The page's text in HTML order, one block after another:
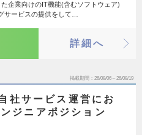
企業向けのIT機能(含むソフトウェア)
サービスの提供をして…
詳細へ
掲載期間 26/08/06～26/08/19
社サービス運営にお
ジニアポジション